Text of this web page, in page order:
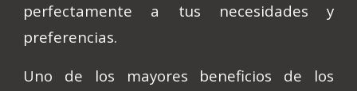
perfectamente a tus necesidades y
preferencias.
Uno de los mayores beneficios de los